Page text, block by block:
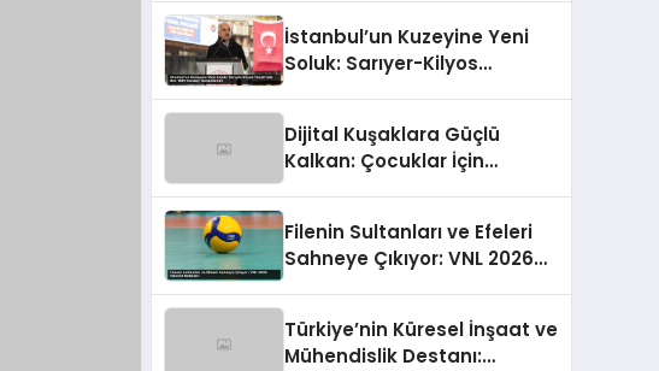
İstanbul’un Kuzeyine Yeni
Soluk: Sarıyer-Kilyos
Dijital Kuşaklara Güçlü
Kalkan: Çocuklar İçin
Filenin Sultanları ve Efeleri
Sahneye Çıkıyor: VNL 2026
Türkiye’nin Küresel İnşaat ve
Mühendislik Destanı: